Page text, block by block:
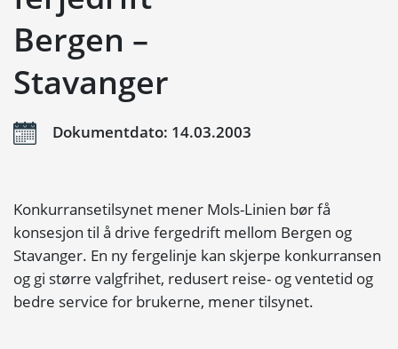
Bergen –
Stavanger
Dokumentdato: 14.03.2003
Konkurransetilsynet mener Mols-Linien bør få
konsesjon til å drive fergedrift mellom Bergen og
Stavanger. En ny fergelinje kan skjerpe konkurransen
og gi større valgfrihet, redusert reise- og ventetid og
bedre service for brukerne, mener tilsynet.